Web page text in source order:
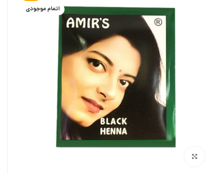
اتمام موجودی